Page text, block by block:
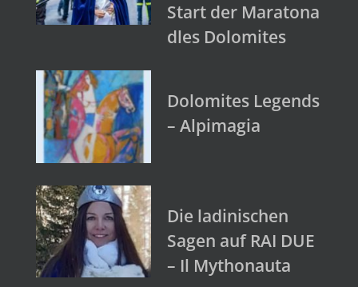
Start der Maratona
dles Dolomites
Dolomites Legends
– Alpimagia
Die ladinischen
Sagen auf RAI DUE
– Il Mythonauta